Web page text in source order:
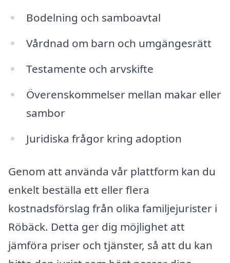
Bodelning och samboavtal
Vårdnad om barn och umgängesrätt
Testamente och arvskifte
Överenskommelser mellan makar eller
sambor
Juridiska frågor kring adoption
Genom att använda vår plattform kan du
enkelt beställa ett eller flera
kostnadsförslag från olika familjejurister i
Röbäck. Detta ger dig möjlighet att
jämföra priser och tjänster, så att du kan